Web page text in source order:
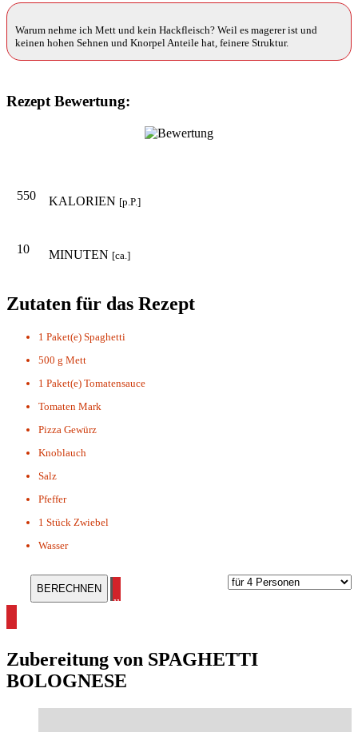
Warum nehme ich Mett und kein Hackfleisch? Weil es magerer ist und
keinen hohen Sehnen und Knorpel Anteile hat, feinere Struktur.
Rezept Bewertung:
550 KALORIEN [p.P.]
10 MINUTEN [ca.]
Zutaten für das Rezept
1 Paket(e) Spaghetti
500 g Mett
1 Paket(e) Tomatensauce
Tomaten Mark
Pizza Gewürz
Knoblauch
Salz
Pfeffer
1 Stück Zwiebel
Wasser
alle Pasta Rezepte ansehen
Zubereitung von SPAGHETTI
BOLOGNESE